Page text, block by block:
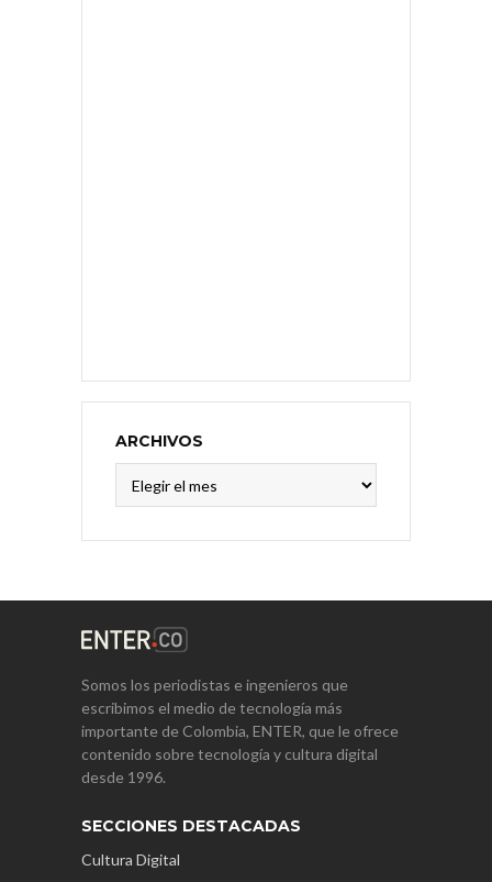
ARCHIVOS
Somos los periodistas e ingenieros que
escribimos el medio de tecnología más
importante de Colombia, ENTER, que le ofrece
contenido sobre tecnología y cultura digital
desde 1996.
SECCIONES DESTACADAS
Cultura Digital